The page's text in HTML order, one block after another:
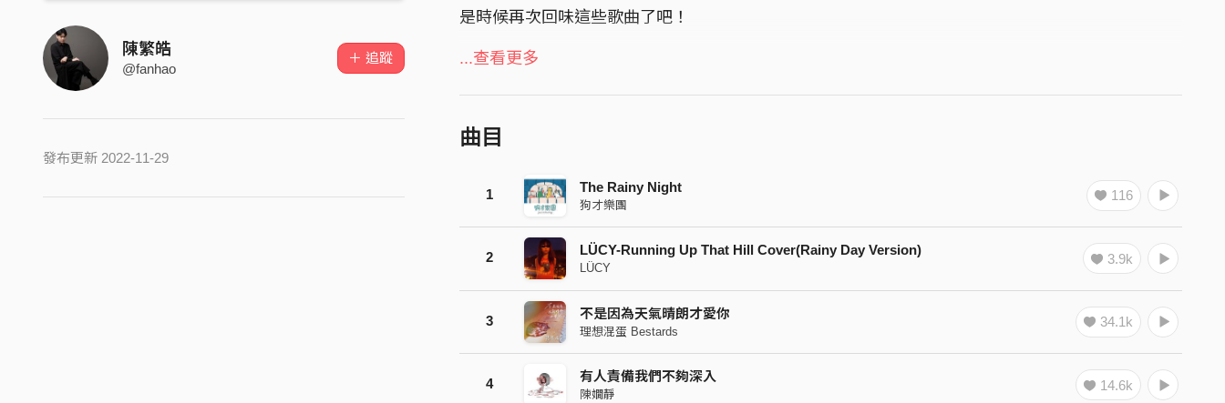
陳繁皓
@fanhao
＋ 追蹤
發布更新 2022-11-29
是時候再次回味這些歌曲了吧！
點擊下方連結，領取屬於你的年度音樂回顧：
...查看更多
曲目
1 The Rainy Night
狗才樂團
116
2 LÜCY-Running Up That Hill Cover(Rainy Day Version)
LÜCY
3.9k
3 不是因為天氣晴朗才愛你
理想混蛋 Bestards
34.1k
4 有人責備我們不夠深入
陳嫺靜
14.6k